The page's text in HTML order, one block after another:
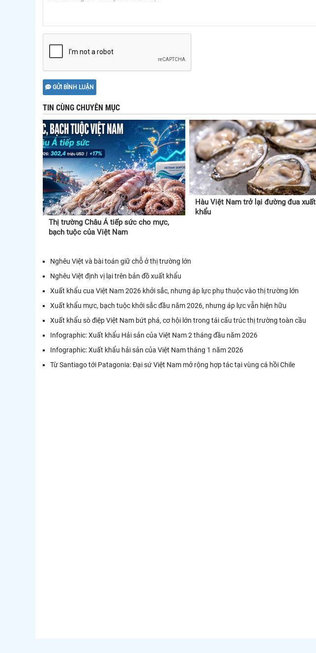
GỬI BÌNH LUẬN
TIN CÙNG CHUYÊN MỤC
Thị trường Châu Á tiếp sức cho mực,
bạch tuộc của Việt Nam
Hàu Việt Nam trở lại đường đua xuất
khẩu
Nghêu Việt và bài toán giữ chỗ ở thị trường lớn
Nghêu Việt định vị lại trên bản đồ xuất khẩu
Xuất khẩu cua Việt Nam 2026 khởi sắc, nhưng áp lực phụ thuộc vào thị trường lớn
Xuất khẩu mực, bạch tuộc khởi sắc đầu năm 2026, nhưng áp lực vẫn hiện hữu
Xuất khẩu sò điệp Việt Nam bứt phá, cơ hội lớn trong tái cấu trúc thị trường toàn cầu
Infographic: Xuất khẩu Hải sản của Việt Nam 2 tháng đầu năm 2026
Infographic: Xuất khẩu hải sản của Việt Nam tháng 1 năm 2026
Từ Santiago tới Patagonia: Đại sứ Việt Nam mở rộng hợp tác tại vùng cá hồi Chile